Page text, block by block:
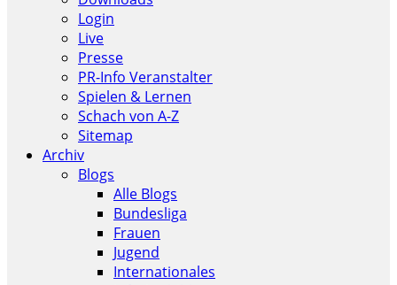
Login
Live
Presse
PR-Info Veranstalter
Spielen & Lernen
Schach von A-Z
Sitemap
Archiv
Blogs
Alle Blogs
Bundesliga
Frauen
Jugend
Internationales